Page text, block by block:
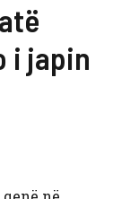
i japin